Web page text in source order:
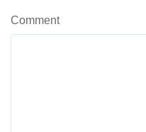
Comment